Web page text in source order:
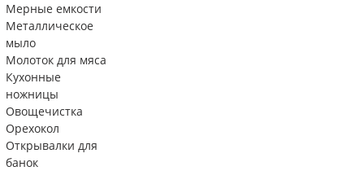
Мерные емкости
Металлическое
мыло
Молоток для мяса
Кухонные
ножницы
Овощечистка
Орехокол
Открывалки для
банок